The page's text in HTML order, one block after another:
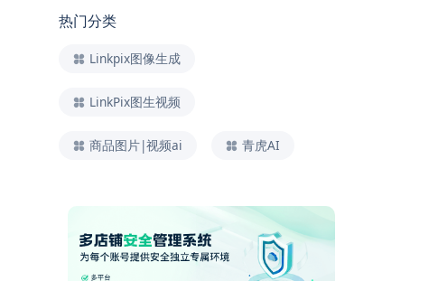
热门分类
Linkpix图像生成
LinkPix图生视频
商品图片|视频ai 青虎AI